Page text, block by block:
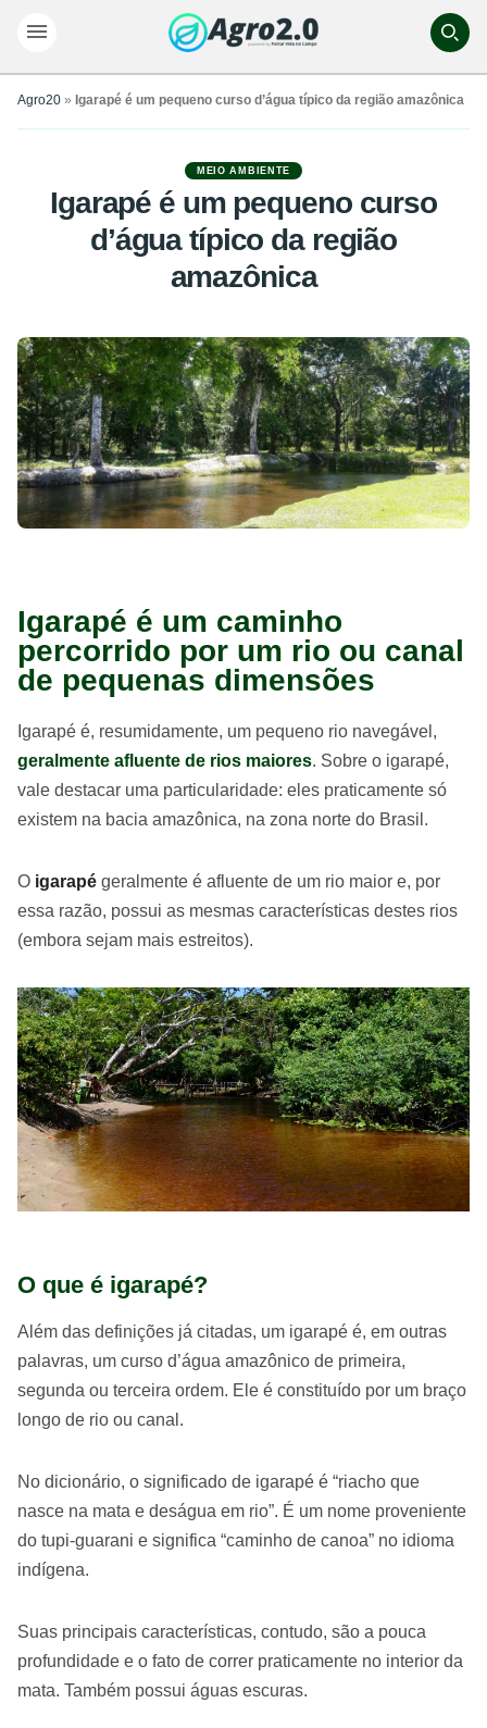
Agro20 » Igarapé é um pequeno curso d’água típico da região amazônica
MEIO AMBIENTE
Igarapé é um pequeno curso
d’água típico da região
amazônica
Igarapé é um caminho
percorrido por um rio ou canal
de pequenas dimensões
Igarapé é, resumidamente, um pequeno rio navegável,
geralmente afluente de rios maiores. Sobre o igarapé,
vale destacar uma particularidade: eles praticamente só
existem na bacia amazônica, na zona norte do Brasil.
O igarapé geralmente é afluente de um rio maior e, por
essa razão, possui as mesmas características destes rios
(embora sejam mais estreitos).
O que é igarapé?
Além das definições já citadas, um igarapé é, em outras
palavras, um curso d’água amazônico de primeira,
segunda ou terceira ordem. Ele é constituído por um braço
longo de rio ou canal.
No dicionário, o significado de igarapé é “riacho que
nasce na mata e deságua em rio”. É um nome proveniente
do tupi-guarani e significa “caminho de canoa” no idioma
indígena.
Suas principais características, contudo, são a pouca
profundidade e o fato de correr praticamente no interior da
mata. Também possui águas escuras.